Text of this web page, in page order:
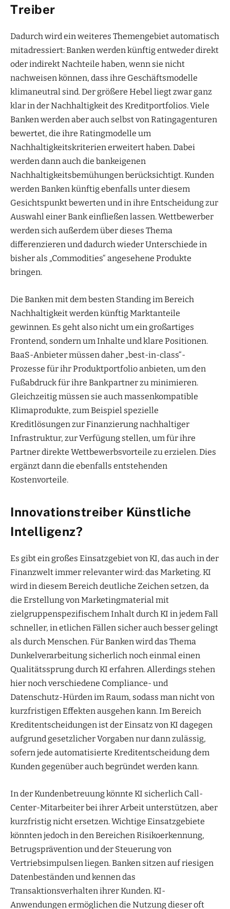
Treiber
Dadurch wird ein weiteres Themengebiet automatisch
mitadressiert: Banken werden künftig entweder direkt
oder indirekt Nachteile haben, wenn sie nicht
nachweisen können, dass ihre Geschäftsmodelle
klimaneutral sind. Der größere Hebel liegt zwar ganz
klar in der Nachhaltigkeit des Kreditportfolios. Viele
Banken werden aber auch selbst von Ratingagenturen
bewertet, die ihre Ratingmodelle um
Nachhaltigkeitskriterien erweitert haben. Dabei
werden dann auch die bankeigenen
Nachhaltigkeitsbemühungen berücksichtigt. Kunden
werden Banken künftig ebenfalls unter diesem
Gesichtspunkt bewerten und in ihre Entscheidung zur
Auswahl einer Bank einfließen lassen. Wettbewerber
werden sich außerdem über dieses Thema
differenzieren und dadurch wieder Unterschiede in
bisher als „Commodities“ angesehene Produkte
bringen.
Die Banken mit dem besten Standing im Bereich
Nachhaltigkeit werden künftig Marktanteile
gewinnen. Es geht also nicht um ein großartiges
Frontend, sondern um Inhalte und klare Positionen.
BaaS-Anbieter müssen daher „best-in-class“-
Prozesse für ihr Produktportfolio anbieten, um den
Fußabdruck für ihre Bankpartner zu minimieren.
Gleichzeitig müssen sie auch massenkompatible
Klimaprodukte, zum Beispiel spezielle
Kreditlösungen zur Finanzierung nachhaltiger
Infrastruktur, zur Verfügung stellen, um für ihre
Partner direkte Wettbewerbsvorteile zu erzielen. Dies
ergänzt dann die ebenfalls entstehenden
Kostenvorteile.
Innovationstreiber Künstliche
Intelligenz?
Es gibt ein großes Einsatzgebiet von KI, das auch in der
Finanzwelt immer relevanter wird: das Marketing. KI
wird in diesem Bereich deutliche Zeichen setzen, da
die Erstellung von Marketingmaterial mit
zielgruppenspezifischem Inhalt durch KI in jedem Fall
schneller, in etlichen Fällen sicher auch besser gelingt
als durch Menschen. Für Banken wird das Thema
Dunkelverarbeitung sicherlich noch einmal einen
Qualitätssprung durch KI erfahren. Allerdings stehen
hier noch verschiedene Compliance- und
Datenschutz-Hürden im Raum, sodass man nicht von
kurzfristigen Effekten ausgehen kann. Im Bereich
Kreditentscheidungen ist der Einsatz von KI dagegen
aufgrund gesetzlicher Vorgaben nur dann zulässig,
sofern jede automatisierte Kreditentscheidung dem
Kunden gegenüber auch begründet werden kann.
In der Kundenbetreuung könnte KI sicherlich Call-
Center-Mitarbeiter bei ihrer Arbeit unterstützen, aber
kurzfristig nicht ersetzen. Wichtige Einsatzgebiete
könnten jedoch in den Bereichen Risikoerkennung,
Betrugsprävention und der Steuerung von
Vertriebsimpulsen liegen. Banken sitzen auf riesigen
Datenbeständen und kennen das
Transaktionsverhalten ihrer Kunden. KI-
Anwendungen ermöglichen die Nutzung dieser oft